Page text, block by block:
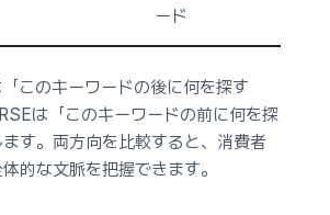
ード
「このキーワードの後に何を探す
は 「このキーワードの前に何を探
す。両方向を比較すると、消費者
的な文脈を把握できます。